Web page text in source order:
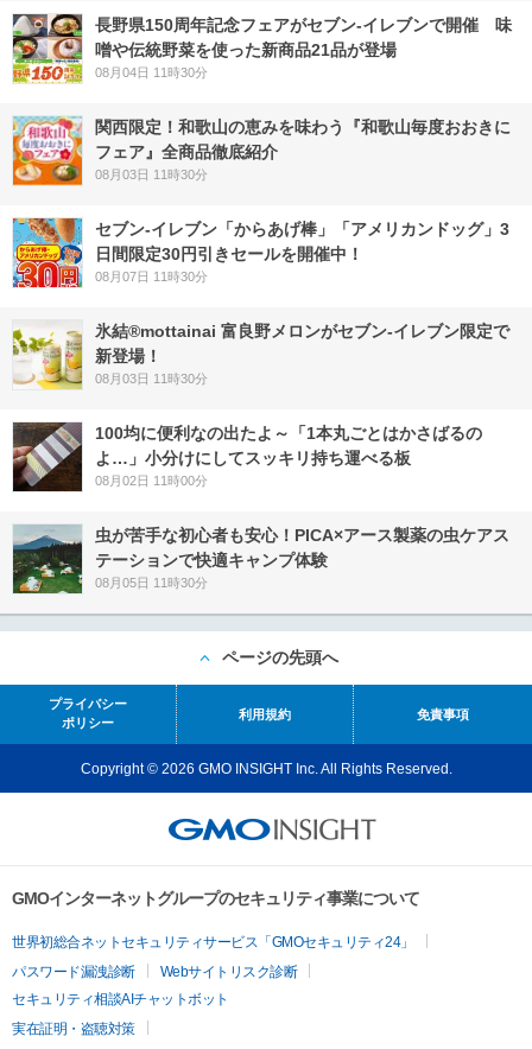
長野県150周年記念フェアがセブン-イレブンで開催 味
噌や伝統野菜を使った新商品21品が登場
08月04日 11時30分
関西限定！和歌山の恵みを味わう『和歌山毎度おおきに
フェア』全商品徹底紹介
08月03日 11時30分
セブン‐イレブン「からあげ棒」「アメリカンドッグ」3
日間限定30円引きセールを開催中！
08月07日 11時30分
氷結®mottainai 富良野メロンがセブン‐イレブン限定で
新登場！
08月03日 11時30分
100均に便利なの出たよ～「1本丸ごとはかさばるの
よ…」小分けにしてスッキリ持ち運べる板
08月02日 11時00分
虫が苦手な初心者も安心！PICA×アース製薬の虫ケアス
テーションで快適キャンプ体験
08月05日 11時30分
ページの先頭へ
プライバシー
ポリシー
利用規約 免責事項
Copyright © 2026 GMO INSIGHT Inc. All Rights Reserved.
GMOインターネットグループのセキュリティ事業について
世界初総合ネットセキュリティサービス「GMOセキュリティ24」
パスワード漏洩診断
Webサイトリスク診断
セキュリティ相談AIチャットボット
実在証明・盗聴対策